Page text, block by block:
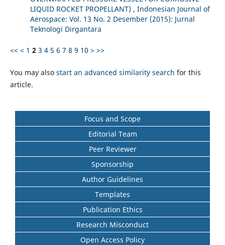
LIQUID ROCKET PROPELLANT) , Indonesian Journal of
Aerospace: Vol. 13 No. 2 Desember (2015): Jurnal
Teknologi Dirgantara
<< < 1 2 3 4 5 6 7 8 9 10 > >>
You may also start an advanced similarity search for this
article.
Focus and Scope
Editorial Team
Peer Reviewer
Sponsorship
Author Guidelines
Templates
Publication Ethics
Research Misconduct
Open Access Policy